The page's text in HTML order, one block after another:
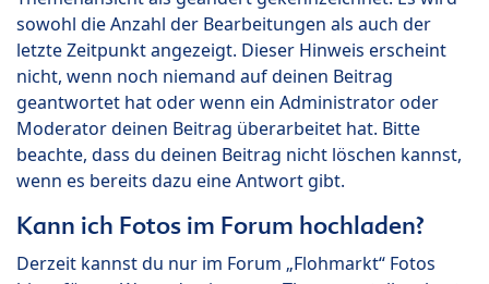
sowohl die Anzahl der Bearbeitungen als auch der
letzte Zeitpunkt angezeigt. Dieser Hinweis erscheint
nicht, wenn noch niemand auf deinen Beitrag
geantwortet hat oder wenn ein Administrator oder
Moderator deinen Beitrag überarbeitet hat. Bitte
beachte, dass du deinen Beitrag nicht löschen kannst,
wenn es bereits dazu eine Antwort gibt.
Kann ich Fotos im Forum hochladen?
Derzeit kannst du nur im Forum „Flohmarkt“ Fotos